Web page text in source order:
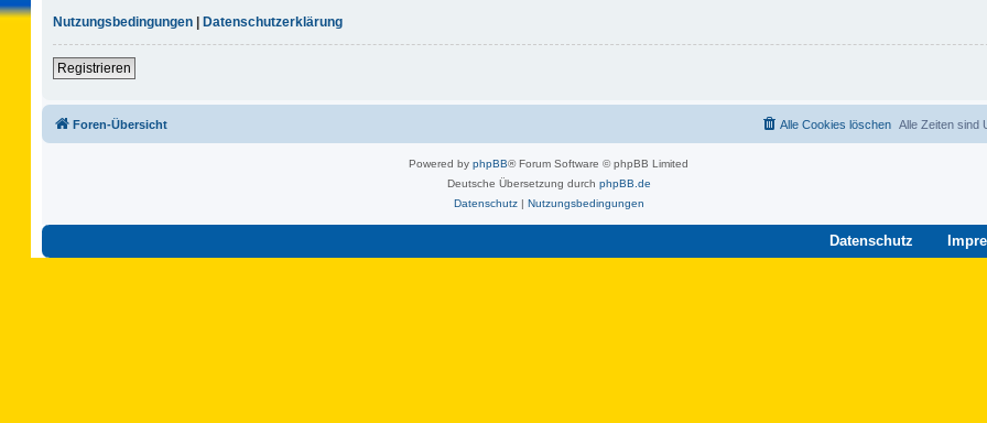
Nutzungsbedingungen | Datenschutzerklärung
Registrieren
Foren-Übersicht Alle Zeiten sind
Alle Cookies löschen
Powered by phpBB® Forum Software © phpBB Limited
Deutsche Übersetzung durch phpBB.de
Datenschutz| Nutzungsbedingungen
Datenschutz